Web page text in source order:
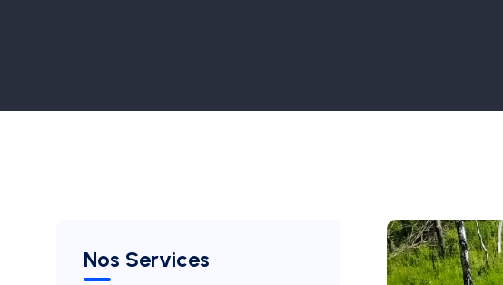
Nos Services